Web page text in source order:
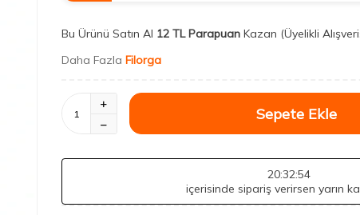
Bu Ürünü Satın Al 12 TL Parapuan Kazan (Üyelikli
Daha Fazla Filorga
Sepete Ekle
20:32:52
içerisinde sipariş verirsen yarın